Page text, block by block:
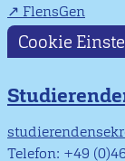
FlensGen
Cookie
Telefon: +49